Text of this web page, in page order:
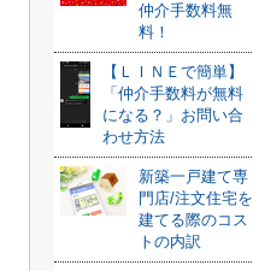
仲介手数料無
料！
【ＬＩＮＥで簡単】
「仲介手数料が無料
になる？」お問い合
わせ方法
新築一戸建て専
門店/注文住宅を
建てる際のコス
トの内訳